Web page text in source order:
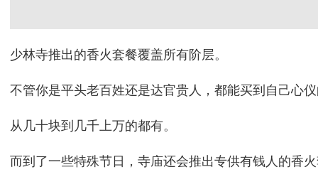
少林寺推出的香火套餐覆盖所有阶层。
不管你是平头老百姓还是达官贵人，都能买到自己心
从几十块到几千上万的都有。
而到了一些特殊节日，寺庙还会推出专供有钱人的香